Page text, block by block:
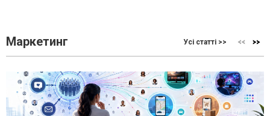
Маркетинг Усі статті >>